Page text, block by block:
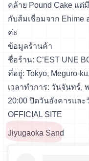
คล้าย Pound Cake แต่
กับส้มเชื่อมจาก Ehime
ค่ะ
ข้อมูลร้านค้า
ชื่อร้าน: C’EST UNE
ที่อยู่: Tokyo, Meguro-
เวลาทำการ: วันจันทร์,
20:00 ปิดวันอังคารและ
OFFICIAL SITE
Jiyugaoka Sand